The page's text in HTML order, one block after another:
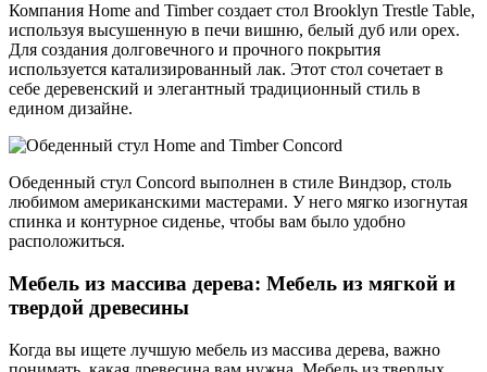
Компания Home and Timber создает стол Brooklyn Trestle Table,
используя высушенную в печи вишню, белый дуб или орех.
Для создания долговечного и прочного покрытия
используется катализированный лак. Этот стол сочетает в
себе деревенский и элегантный традиционный стиль в
едином дизайне.
Обеденный стул Concord выполнен в стиле Виндзор, столь
любимом американскими мастерами. У него мягко изогнутая
спинка и контурное сиденье, чтобы вам было удобно
расположиться.
Мебель из массива дерева: Мебель из мягкой и
твердой древесины
Когда вы ищете лучшую мебель из массива дерева, важно